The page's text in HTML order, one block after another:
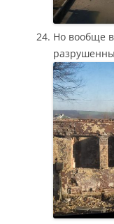
Но вообще